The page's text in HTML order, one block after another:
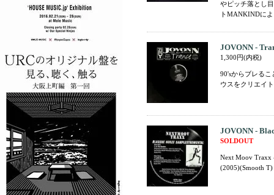
やピッチ落とし
トMANKINDに
JOVONN -
1,300円(内税)
90'sからブレる
ウスをクリエイ
JOVONN -
SOLDOUT
Next Moov Traxx
(2005)(Smooth T)